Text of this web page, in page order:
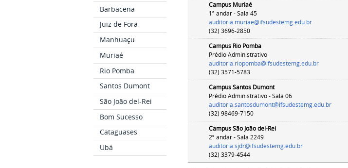
Barbacena
Juiz de Fora
Manhuaçu
Muriaé
Rio Pomba
Santos Dumont
São João del-Rei
Bom Sucesso
Cataguases
Ubá
Campus Muriaé
1º andar - Sala 45
auditoria.muriae@ifsudestemg.edu.br
(32) 3696-2850
Campus Rio Pomba
Prédio Administrativo
auditoria.riopomba@ifsudestemg.edu.br
(32) 3571-5783
Campus Santos Dumont
Prédio Administrativo - Sala 06
auditoria.santosdumont@ifsudestemg.edu.br
(32) 98469-7150
Campus São João del-Rei
2º andar - Sala 2249
auditoria.sjdr@ifsudestemg.edu.br
(32) 3379-4544